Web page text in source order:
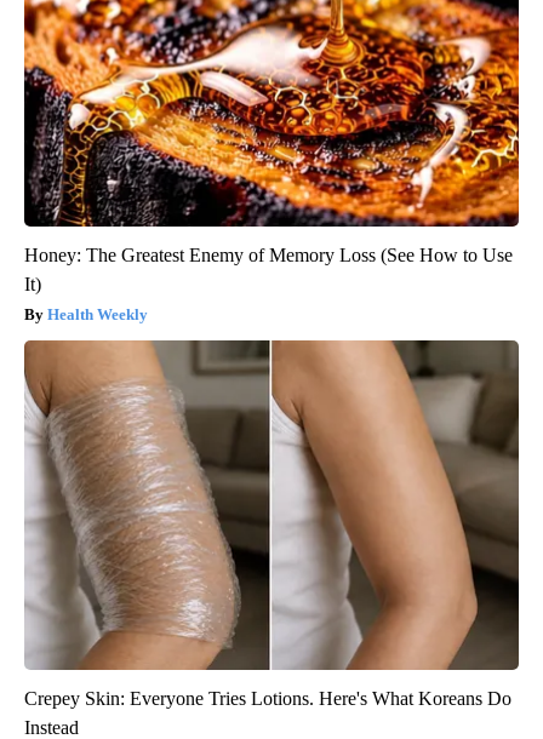
Honey: The Greatest Enemy of Memory Loss (See How to Use
It)
Health Weekly
Crepey Skin: Everyone Tries Lotions. Here's What Koreans Do
Instead